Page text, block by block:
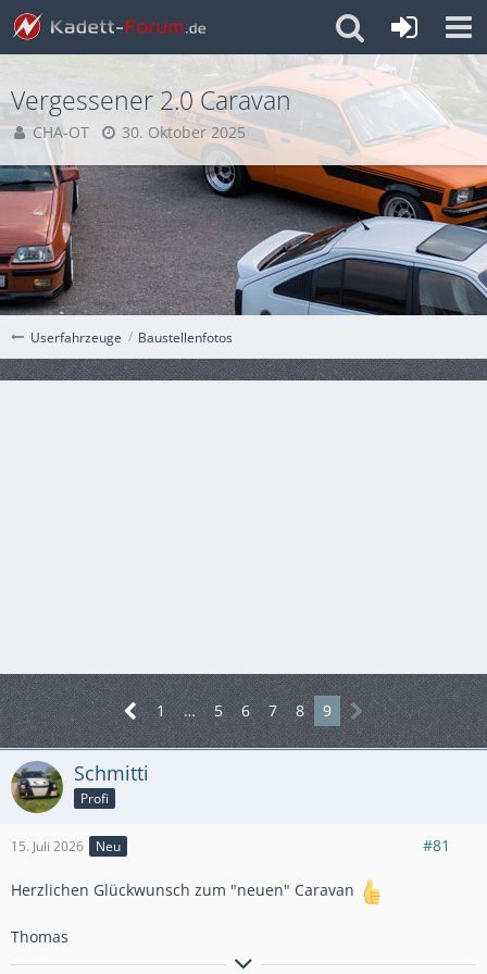
Userfahrzeuge Baustellenfotos
Vergessener 2.0 Caravan
CHA-OT 30. Oktober 2025
1 … 5 6 7 8 9
Schmitti
Profi
15. Juli 2026 Neu #81
Herzlichen Glückwunsch zum "neuen" Caravan
Thomas
Wenn Du den Baum siehst, in den Du reinfährst, hast Du